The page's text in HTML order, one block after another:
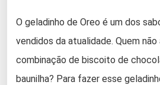
O geladinho de Oreo é um dos
vendidos da atualidade. Quem não
combinação de biscoito de
baunilha? Para fazer esse